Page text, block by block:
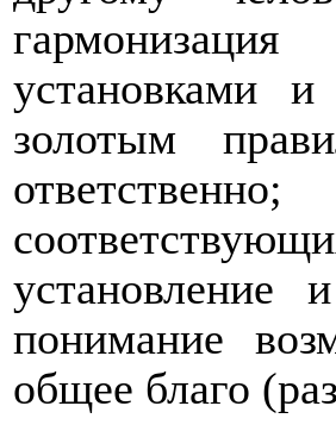
установками
золотым
понимание
общее благо